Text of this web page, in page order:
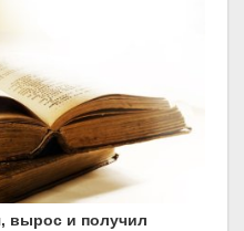
вырос и получил